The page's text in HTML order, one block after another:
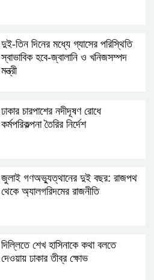
দুই-তিন দিনের মধ্যে গ্যাসের পরিস্থিতি
স্বাভাবিক হবে-জ্বালানি ও খনিজসম্পদ
মন্ত্রী
ঢাকার চারপাশের নদীদূষণ রোধে
কর্মপরিকল্পনা তৈরির নির্দেশ
জুলাই গণঅভ্যুত্থানের দুই বছর: রাজপথ
থেকে অ্যালগরিদমের রাজনীতি
দিল্লিতে শেখ হাসিনাকে কথা বলতে
দেওয়ায় ঢাকার তীব্র ক্ষোভ